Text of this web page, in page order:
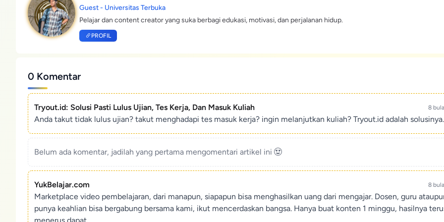
Guest - Universitas Terbuka
Pelajar dan content creator yang suka berbagi edukasi, motivasi, dan perjalanan hidup.
PROFIL
0 Komentar
Tryout.id: Solusi Pasti Lulus Ujian, Tes Kerja, Dan Masuk Kuliah 8
Anda takut tidak lulus ujian? takut menghadapi tes masuk kerja? ingin melanjutkan kuliah? Tryout.id adalah solusinya.
Belum ada komentar, jadilah yang pertama mengomentari artikel ini
YukBelajar.com 8
Marketplace video pembelajaran, dari manapun, siapapun bisa menghasilkan uang dari mengajar. Dosen, guru
punya keahlian bisa bergabung bersama kami, ikut mencerdaskan bangsa. Hanya buat konten 1 minggu, hasilnya